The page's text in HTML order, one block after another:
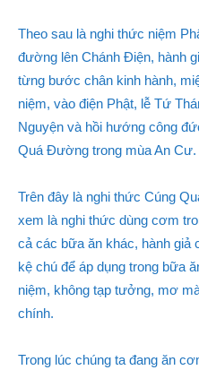
Theo sau là nghi thức niệm
đường lên Chánh Điện, hành
từng bước chân kinh hành,
niệm, vào điện Phật, lễ Tứ
Nguyện và hồi hướng công
Quá Đường trong mùa An Cư.
Trên đây là nghi thức Cúng
xem là nghi thức dùng cơm
cả các bữa ăn khác, hành giả
kệ chú để áp dụng trong bữa
niệm, không tạp tưởng, mơ
chính.
Trong lúc chúng ta đang ăn